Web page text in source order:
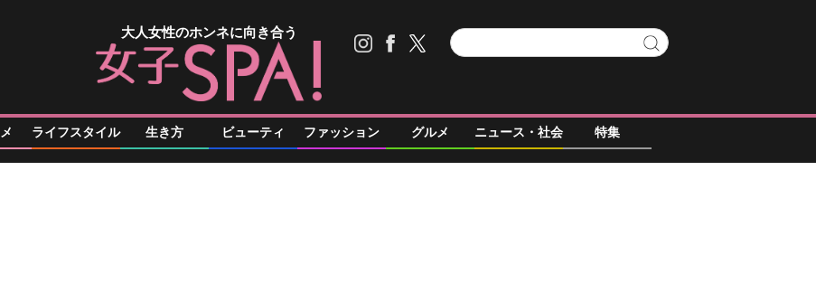
大人女性のホンネに向き合う
ライフスタイル 生き方 ビューティ ファッション グルメ ニュース・社会 特集